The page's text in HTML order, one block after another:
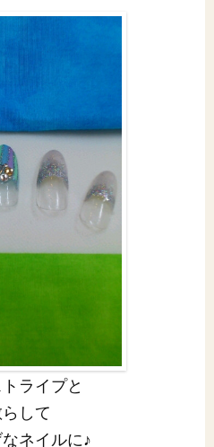
ライプと
して
ネイルに♪